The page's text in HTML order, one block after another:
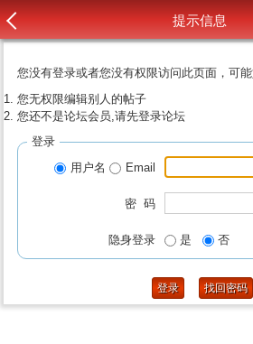
提示信息
您没有登录或者您没有权限访问此页面，可
您无权限编辑别人的帖子
您还不是论坛会员,请先登录论坛
登录
用户名
Email
密 码
隐身登录 是 否